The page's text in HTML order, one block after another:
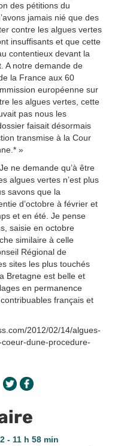
des pétitions du
jamais nié que des
contre les algues vertes
insuffisants et que cette
contentieux devant la
A notre demande de
la France aux 60
européenne sur
les algues vertes, cette
pas nous les
faisait désormais
transmise à la Cour
»
ne demande qu’à être
algues vertes n’est plus
savons que la
d’octobre à février et
et en été. Je pense
saisie en octobre
similaire à celle
Régional de
sites les plus touchés
Bretagne est belle et
en permanence
français et
2012/02/14/algues-
dune-procedure-
- 11 h 58 min